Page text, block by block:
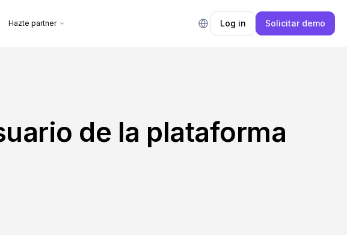
Hazte partner Log in Solicitar demo
de la plataforma